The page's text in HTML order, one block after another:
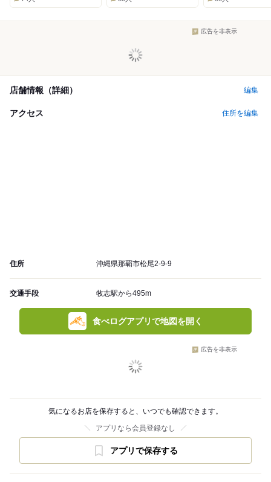
広告を非表示
店舗情報（詳細） 編集
アクセス 住所を編集
住所 沖縄県那覇市松尾2-9-9
交通手段 牧志駅から495m
食べログアプリで地図を開く
広告を非表示
気になるお店を保存すると、いつでも確認できます。
アプリなら会員登録なし
アプリで保存する